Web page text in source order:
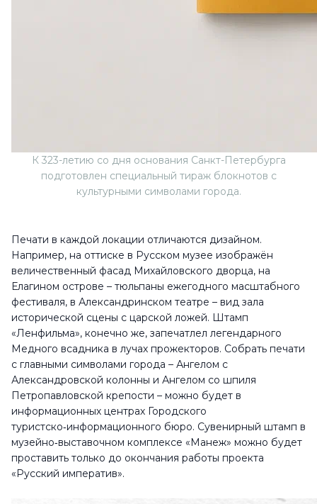
К 323-летию со дня основания Санкт-Петербурга
подготовлен специальный тираж блокнотов с
культурными символами города.
Печати в каждой локации отличаются дизайном.
Например, на оттиске в Русском музее изображён
величественный фасад Михайловского дворца, на
Елагином острове – тюльпаны ежегодного масштабного
фестиваля, в Александринском театре – вид зала
исторической сцены с царской ложей. Штамп
«Ленфильма», конечно же, запечатлел легендарного
Медного всадника в лучах прожекторов. Собрать печати
с главными символами города – Ангелом с
Александровской колонны и Ангелом со шпиля
Петропавловской крепости – можно будет в
информационных центрах Городского
туристско‑информационного бюро. Сувенирный штамп в
музейно‑выставочном комплексе «Манеж» можно будет
проставить только до окончания работы проекта
«Русский императив».